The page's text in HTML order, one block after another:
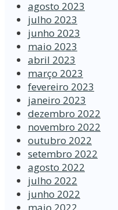
agosto 2023
julho 2023
junho 2023
maio 2023
abril 2023
março 2023
fevereiro 2023
janeiro 2023
dezembro 2022
novembro 2022
outubro 2022
setembro 2022
agosto 2022
julho 2022
junho 2022
maio 2022